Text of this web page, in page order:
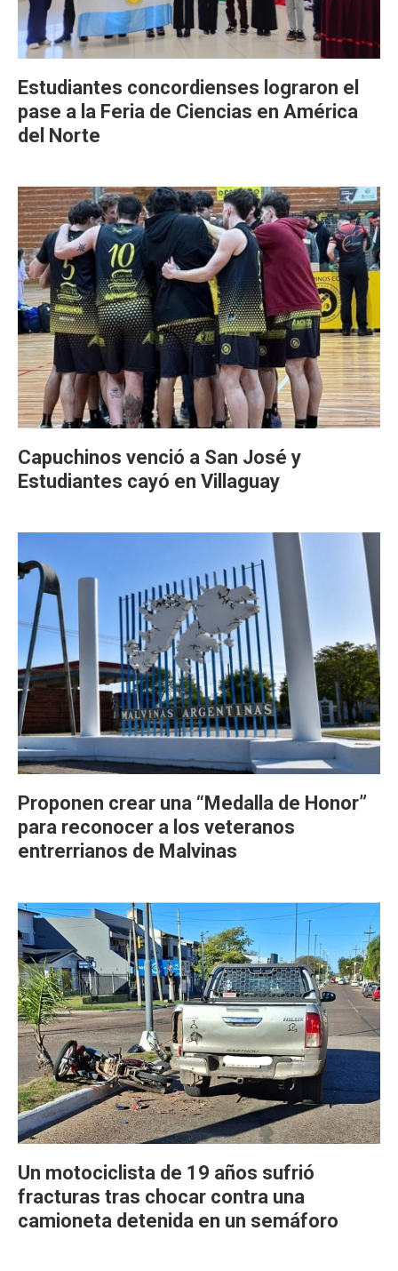
Estudiantes concordienses lograron el
pase a la Feria de Ciencias en América
del Norte
Capuchinos venció a San José y
Estudiantes cayó en Villaguay
Proponen crear una “Medalla de Honor”
para reconocer a los veteranos
entrerrianos de Malvinas
Un motociclista de 19 años sufrió
fracturas tras chocar contra una
camioneta detenida en un semáforo